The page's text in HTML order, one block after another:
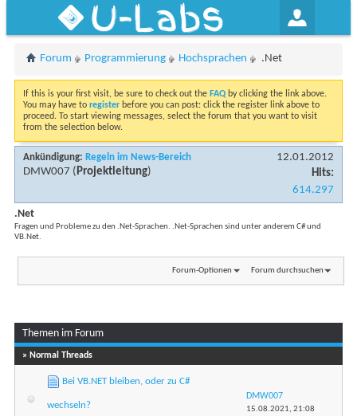
U-Labs
Forum Programmierung Hochsprachen .Net
If this is your first visit, be sure to check out the FAQ by clicking the link above.
You may have to register before you can post: click the register link above to
proceed. To start viewing messages, select the forum that you want to visit
from the selection below.
Ankündigung: Regeln im News-Bereich
DMW007 (Projektleitung)
12.01.2012
Hits:
614.297
.Net
Fragen und Probleme zu den .Net-Sprachen. .Net-Sprachen sind unter anderem C# und
VB.Net.
Forum-Optionen Forum durchsuchen
Themen im Forum
» Normal Threads
Bei VB.NET bleiben, oder zu C#
wechseln?
DMW007
15.08.2021, 21:08